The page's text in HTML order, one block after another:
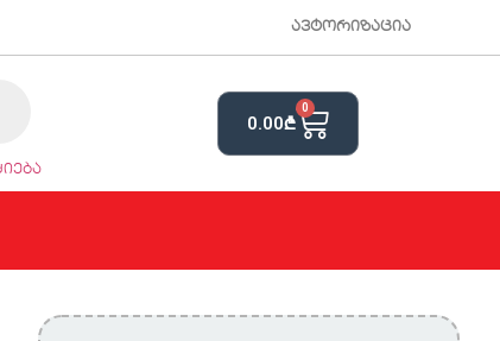
ავტორიზაცია
0.00₾
0